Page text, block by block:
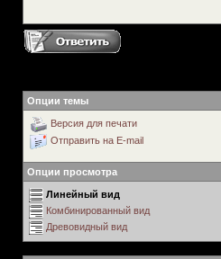
Опции темы
Версия для печати
Отправить на E-mail
Опции просмотра
Линейный вид
Комбинированный вид
Древовидный вид